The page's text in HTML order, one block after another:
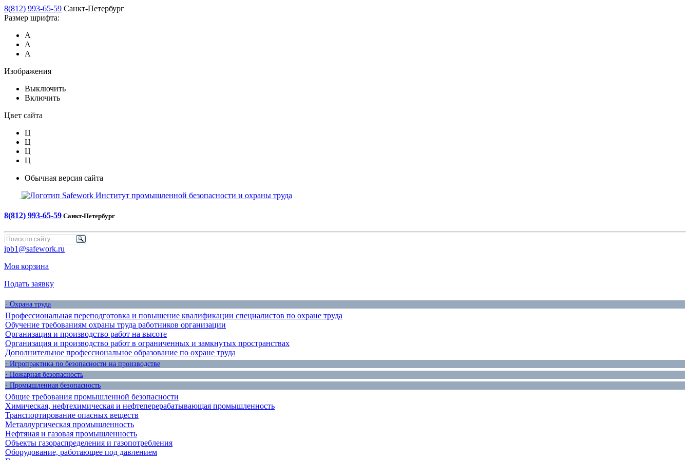
8(812) 993-65-59 Санкт-Петербург
Размер шрифта:
А
А
А
Изображения
Выключить
Включить
Цвет сайта
Ц
Ц
Ц
Ц
Обычная версия сайта
Safework Институт промышленной безопасности и охраны труда
8(812) 993-65-59 Санкт-Петербург
ipb1@safework.ru
Моя корзина
Подать заявку
· Охрана труда
Профессиональная переподготовка и повышение квалификации специалистов по охране труда
Обучение требованиям охраны труда работников организации
Организация и производство работ на высоте
Организация и производство работ в ограниченных и замкнутых пространствах
Дополнительное профессиональное образование по охране труда
· Игропрактика по безопасности на производстве
· Пожарная безопасность
· Промышленная безопасность
Общие требования промышленной безопасности
Химическая, нефтехимическая и нефтеперерабатывающая промышленность
Транспортирование опасных веществ
Металлургическая промышленность
Нефтяная и газовая промышленность
Объекты газораспределения и газопотребления
Оборудование, работающее под давлением